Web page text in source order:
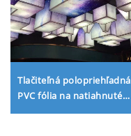
Tlačiteľná polopriehľadná
PVC fólia na natiahnuté
stropy – vlastné digitálne